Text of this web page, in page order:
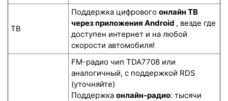
ТВ
Поддержка цифрового онлайн ТВ
через приложения Android , везде где
доступен интернет и на любой
скорости автомобиля!
FM-радио чип TDA7708 или
аналогичный, с поддержкой RDS
(уточняйте)
Поддержка онлайн-радио: тысячи